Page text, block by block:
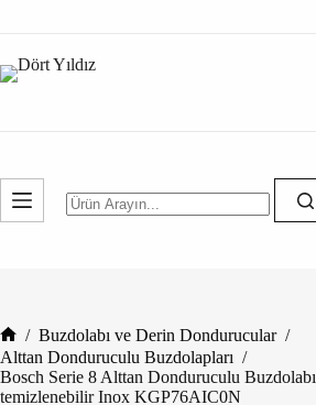
/ Buzdolabı ve Derin Dondurucular /
Alttan Donduruculu Buzdolapları /
Bosch Serie 8 Alttan Donduruculu
temizlenebilir Inox KGP76AIC0N